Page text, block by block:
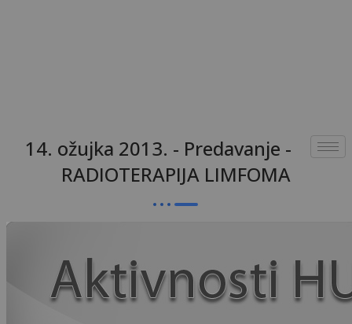
14. ožujka 2013. - Predavanje -
RADIOTERAPIJA LIMFOMA